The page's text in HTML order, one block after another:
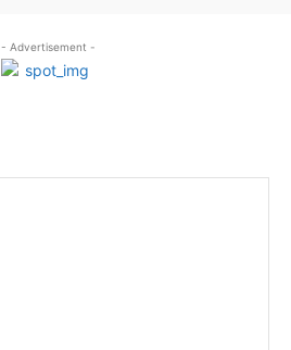
- Advertisement -